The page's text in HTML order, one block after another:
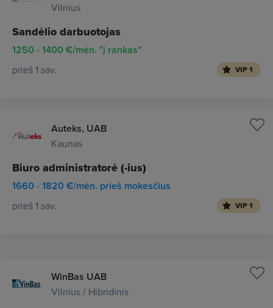
Vilnius
Sandėlio darbuotojas
1250 - 1400 €/mėn. "į rankas"
prieš 1 sav. VIP 1
Auteks, UAB
Kaunas
Biuro administratorė (-ius)
1660 - 1820 €/mėn. prieš mokesčius
prieš 1 sav. VIP 1
WinBas UAB
Vilnius / Hibridinis